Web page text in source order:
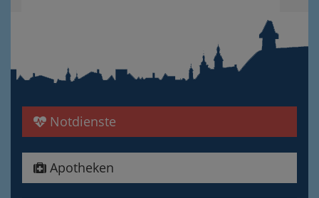
Notdienste
Apotheken